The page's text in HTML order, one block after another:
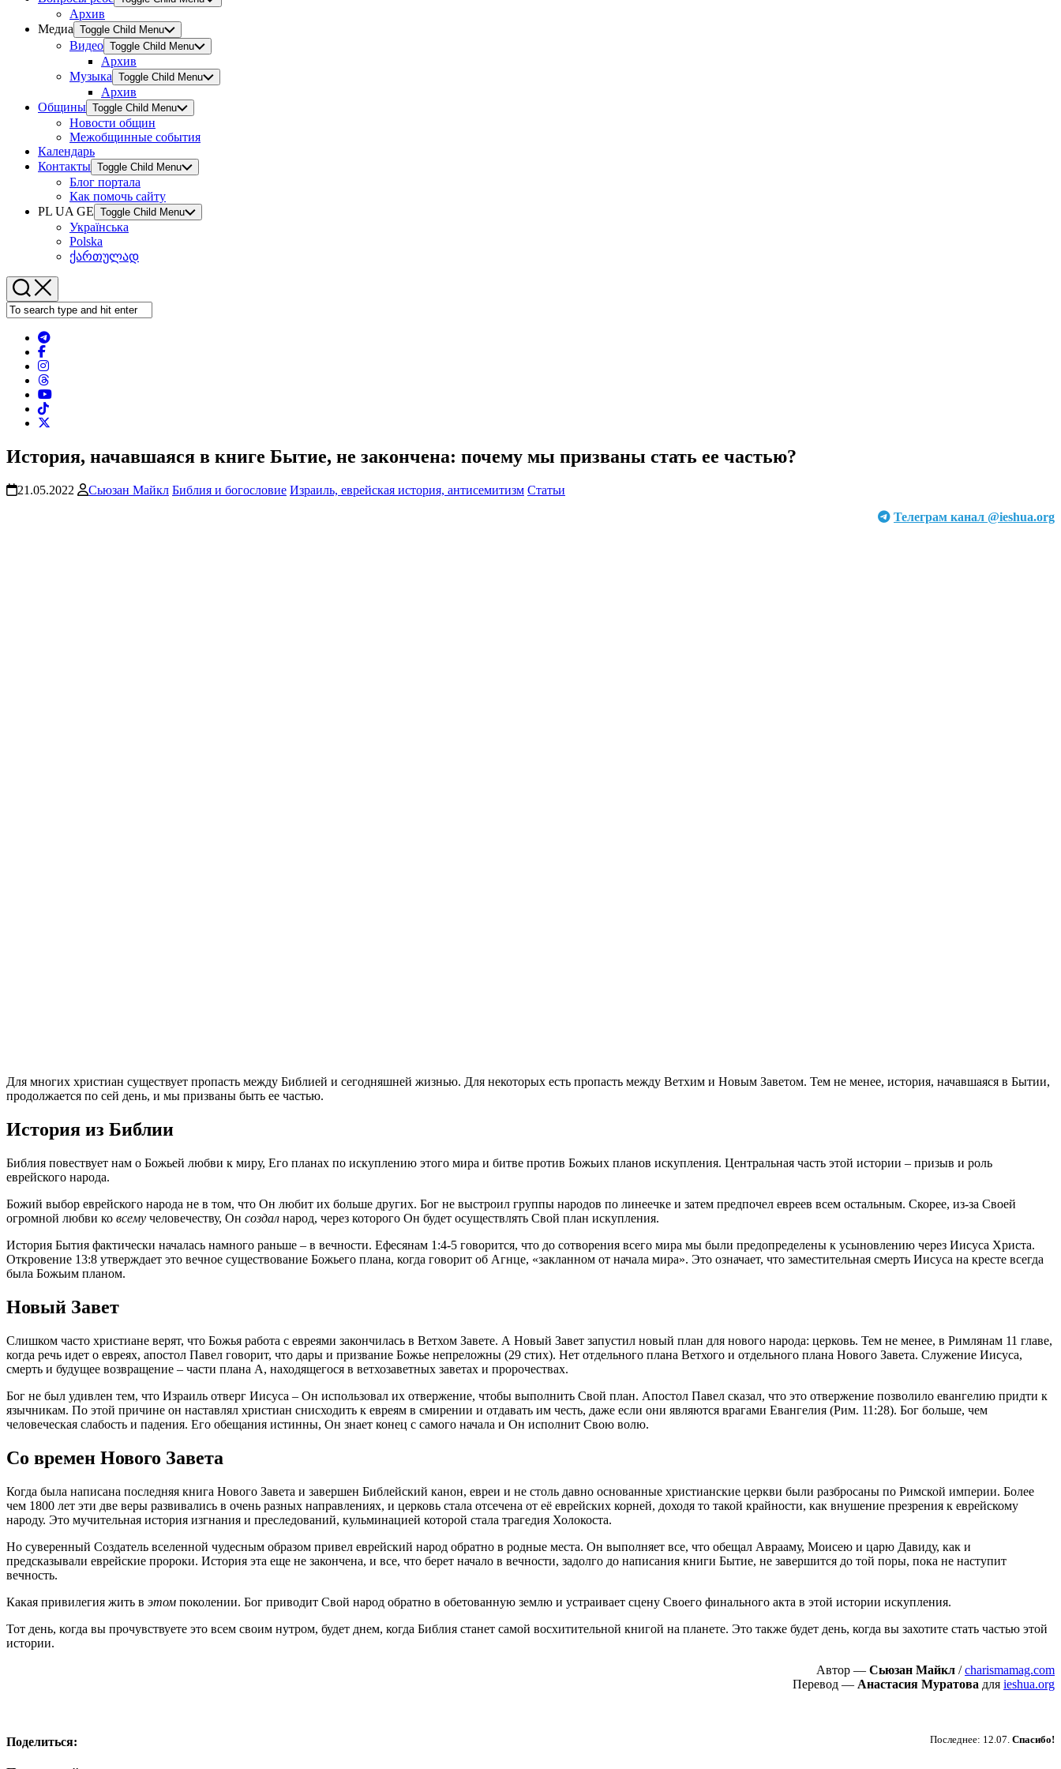
Архив
Медиа Toggle Child Menu
Видео Toggle Child Menu
Архив
Музыка Toggle Child Menu
Архив
Общины Toggle Child Menu
Новости общин
Межобщинные события
Календарь
Контакты Toggle Child Menu
Блог портала
Как помочь сайту
PL UA GE Toggle Child Menu
Українська
Polska
ქართულად
История, начавшаяся в книге Бытие, не закончена: почему мы призваны стать ее частью?
21.05.2022 Сьюзан Майкл Библия и богословие Израиль, еврейская история, антисемитизм Статьи
Телеграм канал @ieshua.org
Для многих христиан существует пропасть между Библией и сегодняшней жизнью. Для некоторых есть пропасть между Ветхим и Новым Заветом. Тем не менее, история, начавшаяся в Бытии,
продолжается по сей день, и мы призваны быть ее частью.
История из Библии
Библия повествует нам о Божьей любви к миру, Его планах по искуплению этого мира и битве против Божьих планов искупления. Центральная часть этой истории – призыв и роль
еврейского народа.
Божий выбор еврейского народа не в том, что Он любит их больше других. Бог не выстроил группы народов по линеечке и затем предпочел евреев всем остальным. Скорее, из-за Своей
огромной любви ко всему человечеству, Он создал народ, через которого Он будет осуществлять Свой план искупления.
История Бытия фактически началась намного раньше – в вечности. Ефесянам 1:4-5 говорится, что до сотворения всего мира мы были предопределены к усыновлению через Иисуса Христа.
Откровение 13:8 утверждает это вечное существование Божьего плана, когда говорит об Агнце, «закланном от начала мира». Это означает, что заместительная смерть Иисуса на кресте всегда
была Божьим планом.
Новый Завет
Слишком часто христиане верят, что Божья работа с евреями закончилась в Ветхом Завете. А Новый Завет запустил новый план для нового народа: церковь. Тем не менее, в Римлянам 11 главе,
когда речь идет о евреях, апостол Павел говорит, что дары и призвание Божье непреложны (29 стих). Нет отдельного плана Ветхого и отдельного плана Нового Завета. Служение Иисуса,
смерть и будущее возвращение – части плана А, находящегося в ветхозаветных заветах и пророчествах.
Бог не был удивлен тем, что Израиль отверг Иисуса – Он использовал их отвержение, чтобы выполнить Свой план. Апостол Павел сказал, что это отвержение позволило евангелию придти к
язычникам. По этой причине он наставлял христиан снисходить к евреям в смирении и отдавать им честь, даже если они являются врагами Евангелия (Рим. 11:28). Бог больше, чем
человеческая слабость и падения. Его обещания истинны, Он знает конец с самого начала и Он исполнит Свою волю.
Со времен Нового Завета
Когда была написана последняя книга Нового Завета и завершен Библейский канон, евреи и не столь давно основанные христианские церкви были разбросаны по Римской империи. Более
чем 1800 лет эти две веры развивались в очень разных направлениях, и церковь стала отсечена от её еврейских корней, доходя то такой крайности, как внушение презрения к еврейскому
народу. Это мучительная история изгнания и преследований, кульминацией которой стала трагедия Холокоста.
Но суверенный Создатель вселенной чудесным образом привел еврейский народ обратно в родные места. Он выполняет все, что обещал Аврааму, Моисею и царю Давиду, как и
предсказывали еврейские пророки. История эта еще не закончена, и все, что берет начало в вечности, задолго до написания книги Бытие, не завершится до той поры, пока не наступит
вечность.
Какая привилегия жить в этом поколении. Бог приводит Свой народ обратно в обетованную землю и устраивает сцену Своего финального акта в этой истории искупления.
Тот день, когда вы прочувствуете это всем своим нутром, будет днем, когда Библия станет самой восхитительной книгой на планете. Это также будет день, когда вы захотите стать частью этой
истории.
Автор — Сьюзан Майкл /charismamag.com
Перевод — Анастасия Муратова для ieshua.org
Последнее: 12.07. Спасибо!
Поделиться: